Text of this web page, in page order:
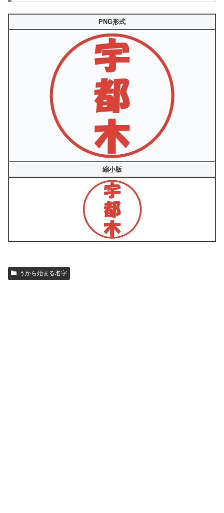
PNG形式
縮小版
うから始まる名字